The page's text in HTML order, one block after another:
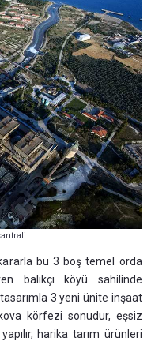
bu 3 boş temel orda
balıkçı köyü sahilinde
3 yeni ünite inşaat
körfezi sonudur, eşsiz
harika tarım ürünleri